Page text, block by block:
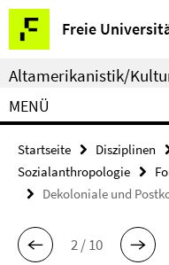
Springe
direkt
zu
Inhalt
Freie
Service-
Navigation
Altamerikanistik/
MENÜ
Startseite Disziplinen
Sozialanthropologie
Dekoloniale und
2 / 10